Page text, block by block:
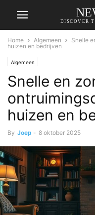
DISCOVER
Home Algemeen
Snelle
huizen en bedrijven
Algemeen
Snelle en
huizen en
By Joep - 8 oktober 2025